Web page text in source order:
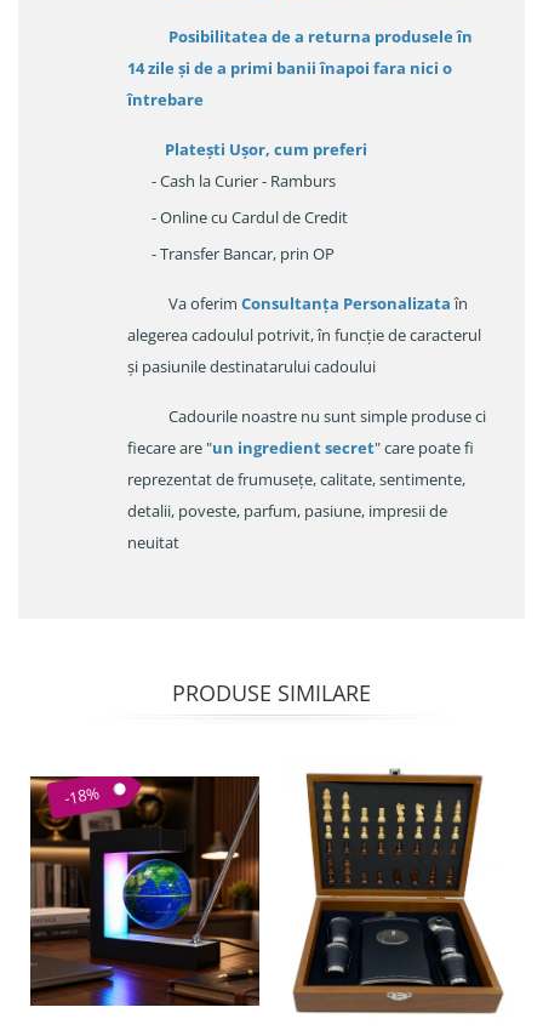
Posibilitatea de a returna produsele în
14 zileși de a primi banii înapoi fara nici o
întrebare
Platești Ușor, cum preferi
- Cash la Curier - Ramburs
- Online cu Cardul de Credit
- Transfer Bancar, prin OP
Va oferim Consultanța Personalizataîn
alegerea cadoulul potrivit, în funcție de caracterul
și pasiunile destinatarului cadoului
Cadourile noastre nu sunt simple produse ci
fiecare are "un ingredient secret" care poate fi
reprezentat de frumusețe, calitate, sentimente,
detalii, poveste, parfum, pasiune, impresii de
neuitat
PRODUSE SIMILARE
-18%